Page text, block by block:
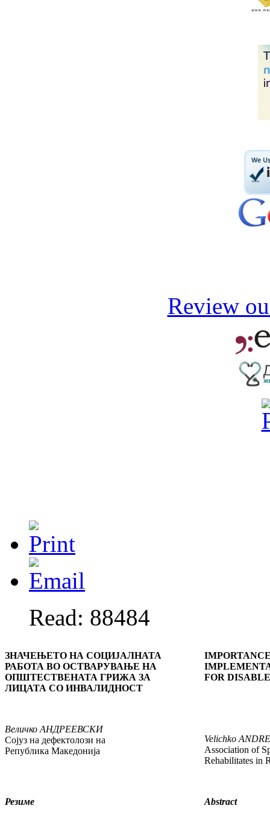
Review
Read: 88484
ЗНАЧЕЊЕТО НА СОЦИЈАЛНАТА
РАБОТА ВО ОСТВАРУВАЊЕ НА
ОПШТЕСТВЕНАТА ГРИЖА ЗА
ЛИЦАТА СО ИНВАЛИДНОСТ
Величко АНДРЕЕВСКИ
Сојуз на дефектолози на
Република Македонија
FOR
Velichko
Association of
Rehabilitates in
Резиме Abstract